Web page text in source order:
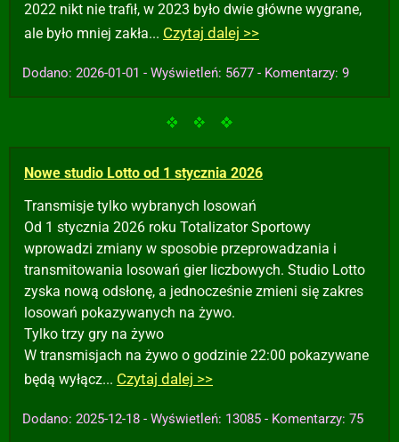
2022 nikt nie trafił, w 2023 było dwie główne wygrane,
ale było mniej zakła... Czytaj dalej >>
Dodano: 2026-01-01 - Wyświetleń: 5677 - Komentarzy: 9
Nowe studio Lotto od 1 stycznia 2026
Transmisje tylko wybranych losowań
Od 1 stycznia 2026 roku Totalizator Sportowy
wprowadzi zmiany w sposobie przeprowadzania i
transmitowania losowań gier liczbowych. Studio Lotto
zyska nową odsłonę, a jednocześnie zmieni się zakres
losowań pokazywanych na żywo.
Tylko trzy gry na żywo
W transmisjach na żywo o godzinie 22:00 pokazywane
będą wyłącz... Czytaj dalej >>
Dodano: 2025-12-18 - Wyświetleń: 13085 - Komentarzy: 75